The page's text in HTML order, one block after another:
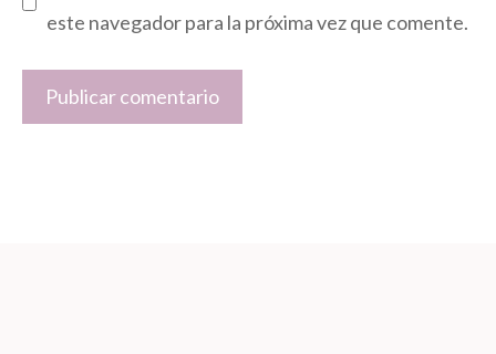
este navegador para la próxima vez que comente.